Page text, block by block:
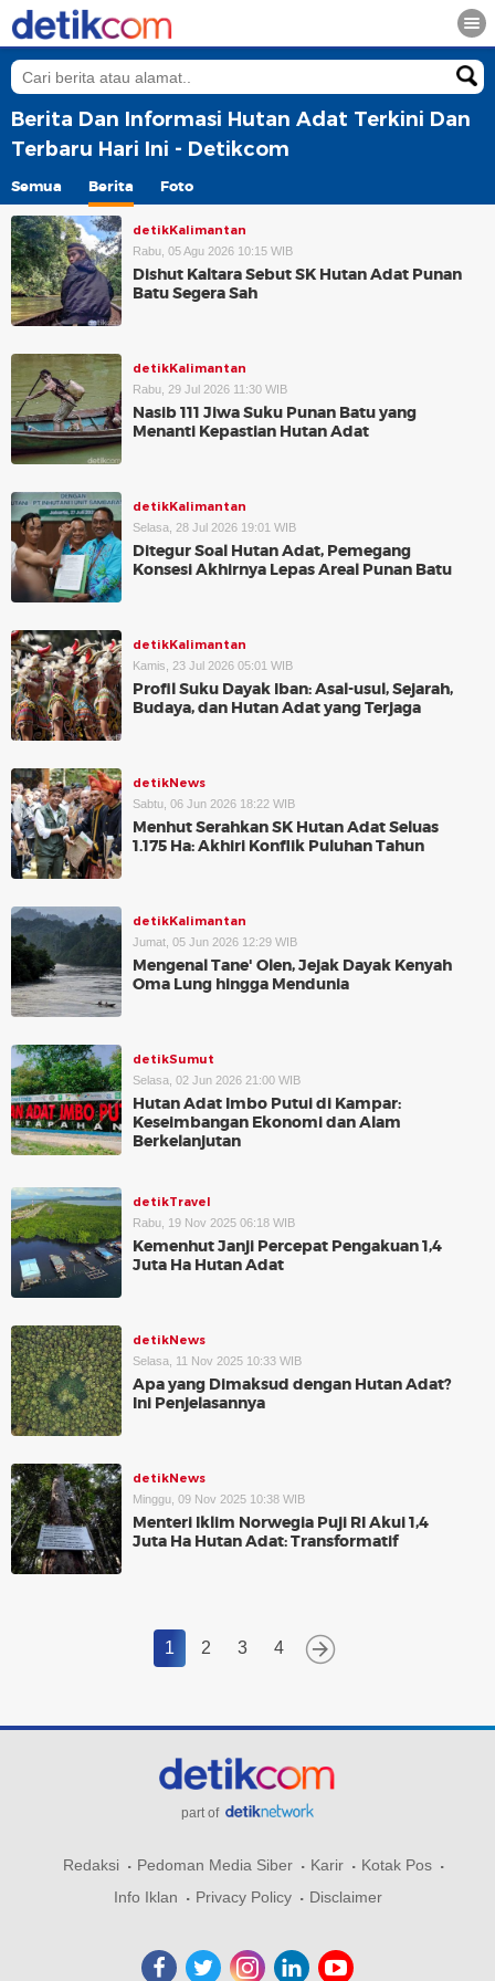
Berita Dan Informasi Hutan Adat Terkini Dan
Terbaru Hari Ini - Detikcom
Semua Berita Foto
detikKalimantan
Rabu, 05 Agu 2026 10:15 WIB
Dishut Kaltara Sebut SK Hutan Adat Punan
Batu Segera Sah
detikKalimantan
Rabu, 29 Jul 2026 11:30 WIB
Nasib 111 Jiwa Suku Punan Batu yang
Menanti Kepastian Hutan Adat
detikKalimantan
Selasa, 28 Jul 2026 19:01 WIB
Ditegur Soal Hutan Adat, Pemegang
Konsesi Akhirnya Lepas Areal Punan Batu
detikKalimantan
Kamis, 23 Jul 2026 05:01 WIB
Profil Suku Dayak Iban: Asal-usul, Sejarah,
Budaya, dan Hutan Adat yang Terjaga
detikNews
Sabtu, 06 Jun 2026 18:22 WIB
Menhut Serahkan SK Hutan Adat Seluas
1.175 Ha: Akhiri Konflik Puluhan Tahun
detikKalimantan
Jumat, 05 Jun 2026 12:29 WIB
Mengenal Tane' Olen, Jejak Dayak Kenyah
Oma Lung hingga Mendunia
detikSumut
Selasa, 02 Jun 2026 21:00 WIB
Hutan Adat Imbo Putui di Kampar:
Keseimbangan Ekonomi dan Alam
Berkelanjutan
detikTravel
Rabu, 19 Nov 2025 06:18 WIB
Kemenhut Janji Percepat Pengakuan 1,4
Juta Ha Hutan Adat
detikNews
Selasa, 11 Nov 2025 10:33 WIB
Apa yang Dimaksud dengan Hutan Adat?
Ini Penjelasannya
detikNews
Minggu, 09 Nov 2025 10:38 WIB
Menteri Iklim Norwegia Puji RI Akui 1,4
Juta Ha Hutan Adat: Transformatif
1 2 3 4
part of
Redaksi Pedoman Media Siber Karir
Kotak Pos
Info Iklan
Privacy Policy Disclaimer